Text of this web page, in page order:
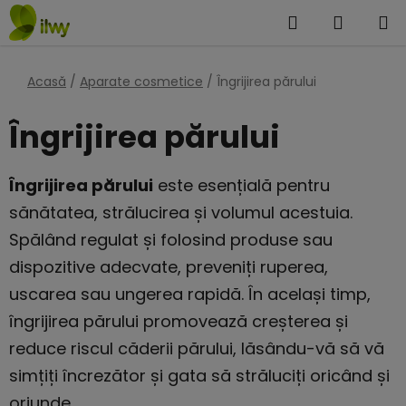
Treci
la
CăutareCOŞ
Acasă / Aparate cosmetice / Îngrijirea părului
Îngrijirea părului
Îngrijirea părului este esențială pentru
sănătatea, strălucirea și volumul acestuia.
Spălând regulat și folosind produse sau
dispozitive adecvate, preveniți ruperea,
uscarea sau ungerea rapidă. În același timp,
îngrijirea părului promovează creșterea și
reduce riscul căderii părului, lăsându-vă să vă
simțiți încrezător și gata să străluciți oricând și